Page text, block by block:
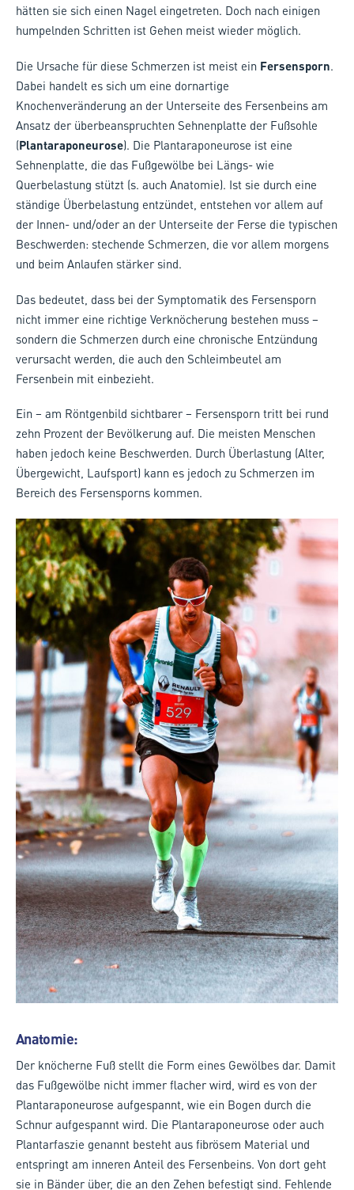
hätten sie sich einen Nagel eingetreten. Doch nach einigen
humpelnden Schritten ist Gehen meist wieder möglich.
Die Ursache für diese Schmerzen ist meist ein Fersensporn.
Dabei handelt es sich um eine dornartige
Knochenveränderung an der Unterseite des Fersenbeins am
Ansatz der überbeanspruchten Sehnenplatte der Fußsohle
(Plantaraponeurose). Die Plantaraponeurose ist eine
Sehnenplatte, die das Fußgewölbe bei Längs- wie
Querbelastung stützt (s. auch Anatomie). Ist sie durch eine
ständige Überbelastung entzündet, entstehen vor allem auf
der Innen- und/oder an der Unterseite der Ferse die typischen
Beschwerden: stechende Schmerzen, die vor allem morgens
und beim Anlaufen stärker sind.
Das bedeutet, dass bei der Symptomatik des Fersensporn
nicht immer eine richtige Verknöcherung bestehen muss –
sondern die Schmerzen durch eine chronische Entzündung
verursacht werden, die auch den Schleimbeutel am
Fersenbein mit einbezieht.
Ein – am Röntgenbild sichtbarer – Fersensporn tritt bei rund
zehn Prozent der Bevölkerung auf. Die meisten Menschen
haben jedoch keine Beschwerden. Durch Überlastung (Alter,
Übergewicht, Laufsport) kann es jedoch zu Schmerzen im
Bereich des Fersensporns kommen.
Anatomie:
Der knöcherne Fuß stellt die Form eines Gewölbes dar. Damit
das Fußgewölbe nicht immer flacher wird, wird es von der
Plantaraponeurose aufgespannt, wie ein Bogen durch die
Schnur aufgespannt wird. Die Plantaraponeurose oder auch
Plantarfaszie genannt besteht aus fibrösem Material und
entspringt am inneren Anteil des Fersenbeins. Von dort geht
sie in Bänder über, die an den Zehen befestigt sind. Fehlende